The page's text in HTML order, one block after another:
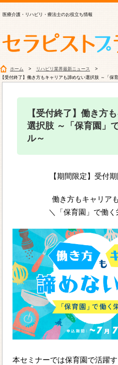
医療介護・リハビリ・療法士のお役立ち情報
ホーム
リハビリ業界最新ニュース
【受付終了】働き方もキャリアも諦めない選択肢 ～「保
【受付終了】働き方
選択肢 ～「保育園」
ル～
【期間限定】受付
働き方もキャリア
＼「保育園」で働
本セミナーでは保育園で活躍